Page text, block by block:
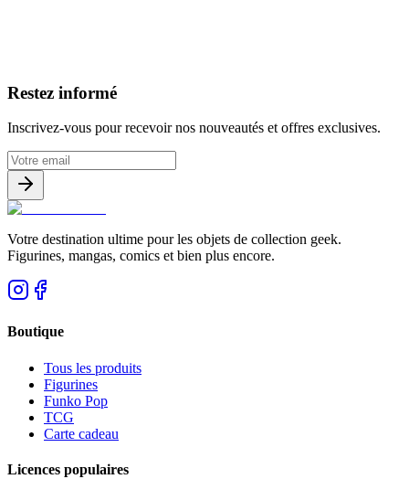
Restez informé
Inscrivez-vous pour recevoir nos nouveautés et offres exclusives.
Votre destination ultime pour les objets de collection geek.
Figurines, mangas, comics et bien plus encore.
Boutique
Tous les produits
Figurines
Funko Pop
TCG
Carte cadeau
Licences populaires